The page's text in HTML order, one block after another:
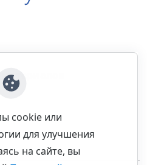
cookie или
для улучшения
на сайте, вы